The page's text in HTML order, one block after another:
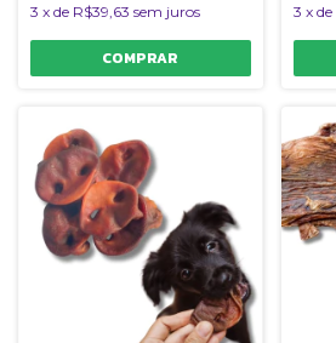
3 x de R$39,63 sem juros 3 x de